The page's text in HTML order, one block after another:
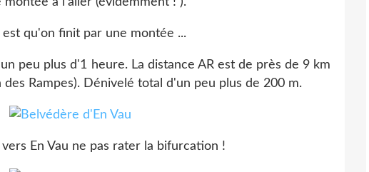
qu'on finit par une montée ...
peu plus d'1 heure. La distance AR est de près de 9 km
Rampes). Dénivelé total d'un peu plus de 200 m.
vers En Vau ne pas rater la bifurcation !